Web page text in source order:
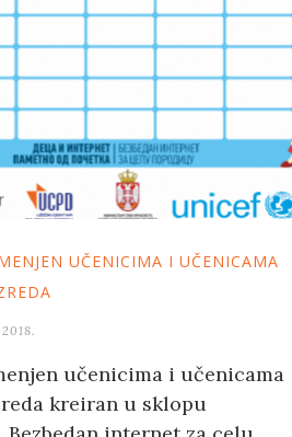
UČENICIMA I UČENICAMA
učenicima i učenicama
kreiran u sklopu